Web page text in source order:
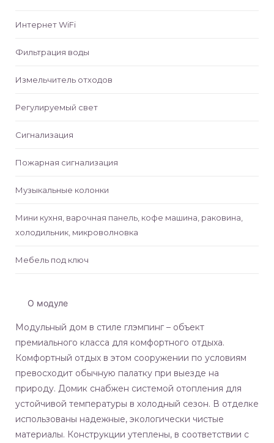
Интернет WiFi
Фильтрация воды
Измельчитель отходов
Регулируемый свет
Сигнализация
Пожарная сигнализация
Музыкальные колонки
Мини кухня, варочная панель, кофе машина, раковина,
холодильник, микроволновка
Мебель под ключ
О модуле
Модульный дом в стиле глэмпинг – объект
премиального класса для комфортного отдыха.
Комфортный отдых в этом сооружении по условиям
превосходит обычную палатку при выезде на
природу. Домик снабжен системой отопления для
устойчивой температуры в холодный сезон. В отделке
использованы надежные, экологически чистые
материалы. Конструкции утеплены, в соответствии с